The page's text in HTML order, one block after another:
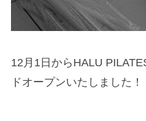
12月1日からHALU
ドオープンいたしました！